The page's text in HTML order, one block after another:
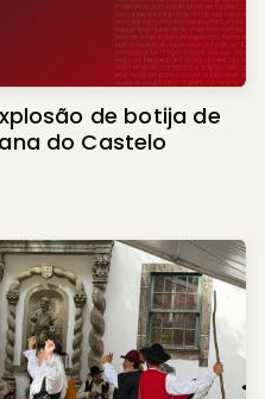
de botija de
do Castelo